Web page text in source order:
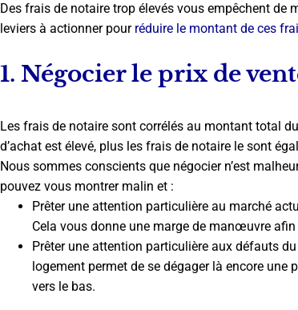
Des frais de notaire trop élevés vous empêchent de
leviers à actionner pour réduire le montant de ces
1. Négocier le prix de
Les frais de notaire sont corrélés au montant total
d’achat est élevé, plus les frais de notaire le sont
Nous sommes conscients que négocier n’est
pouvez vous montrer malin et :
Prêter une attention particulière au marché
Cela vous donne une marge de manœuvre
Prêter une attention particulière aux défauts
logement permet de se dégager là encore
vers le bas.